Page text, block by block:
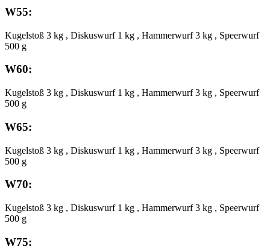
W55:
Kugelstoß 3 kg , Diskuswurf 1 kg , Hammerwurf 3 kg , Speerwurf
500 g
W60:
Kugelstoß 3 kg , Diskuswurf 1 kg , Hammerwurf 3 kg , Speerwurf
500 g
W65:
Kugelstoß 3 kg , Diskuswurf 1 kg , Hammerwurf 3 kg , Speerwurf
500 g
W70:
Kugelstoß 3 kg , Diskuswurf 1 kg , Hammerwurf 3 kg , Speerwurf
500 g
W75: